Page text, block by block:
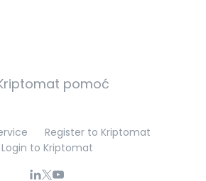
Register to Kriptomat
Login to Kriptomat